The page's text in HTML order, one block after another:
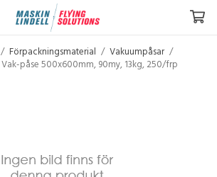
/ Förpackningsmaterial / Vakuumpåsar /
Vak-påse 500x600mm, 90my, 13kg, 250/frp